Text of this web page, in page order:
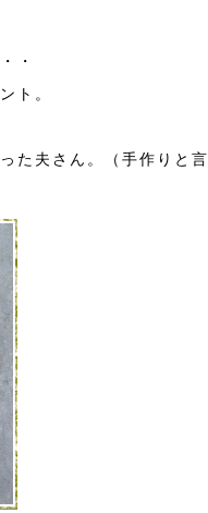
・
ト。
た夫さん。（手作りと言